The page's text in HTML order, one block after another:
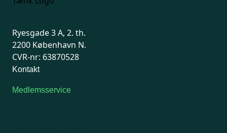
Ryesgade 3 A, 2. th.
2200 København N.
CVR-nr: 63870528
Kontakt
Medlemsservice